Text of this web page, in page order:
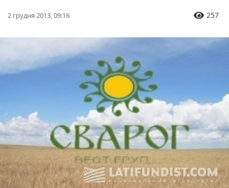
2 грудня 2013, 09:16 257